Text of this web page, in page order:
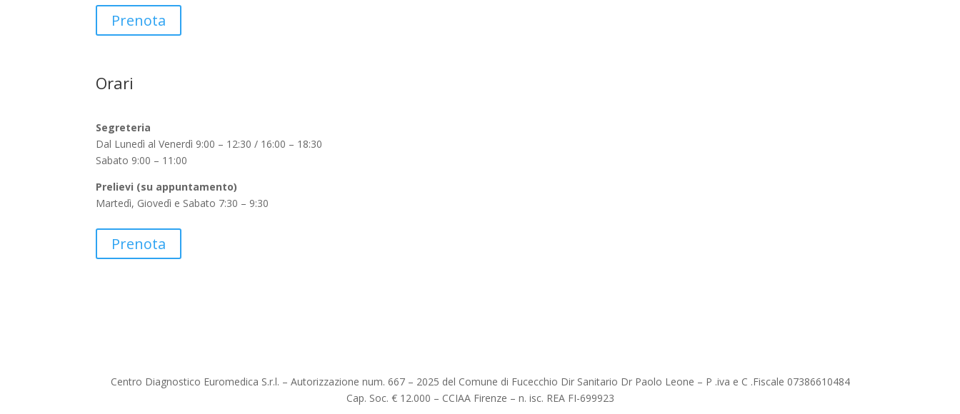
Prenota
Orari
Segreteria
Dal Lunedì al Venerdì 9:00 – 12:30 / 16:00 – 18:30
Sabato 9:00 – 11:00
Prelievi (su appuntamento)
Martedì, Giovedì e Sabato 7:30 – 9:30
Prenota
Centro Diagnostico Euromedica S.r.l. – Autorizzazione num. 667 – 2025 del Comune di Fucecchio Dir Sanitario Dr Paolo Leone – P .iva e C .Fiscale 07386610484
Cap. Soc. € 12.000 – CCIAA Firenze – n. isc. REA FI-699923